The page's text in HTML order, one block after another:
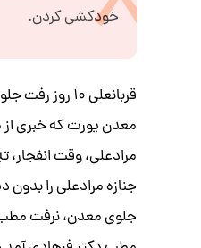
خودكشی كردن.
معدن یورت که خبری از
مرادعلی، وقت